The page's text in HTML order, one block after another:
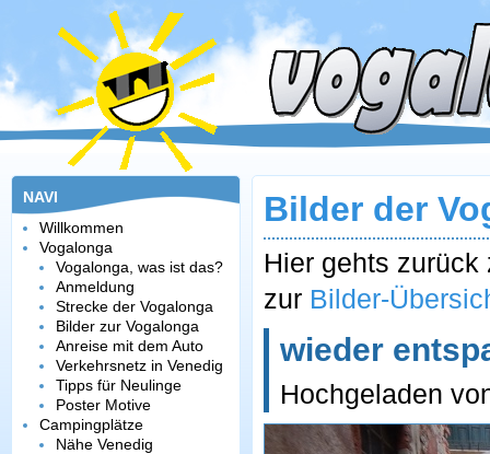
NAVI
Willkommen
Vogalonga
Vogalonga, was ist das?
Anmeldung
Strecke der Vogalonga
Bilder zur Vogalonga
Anreise mit dem Auto
Verkehrsnetz in Venedig
Tipps für Neulinge
Poster Motive
Campingplätze
Nähe Venedig
Bilder der
Hier gehts
zur Bilder-
wieder
Hochgeladen